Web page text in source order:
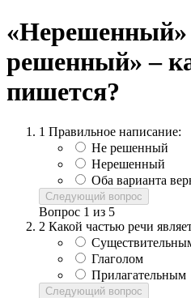
«Нерешенный»
решенный» –
пишется?
1 Правильное написание:
Не решенный
Нерешенный
Оба варианта
Следующий вопрос
Вопрос 1 из 5
2 Какой частью речи
Глаголом
Прилагательным
Следующий вопрос